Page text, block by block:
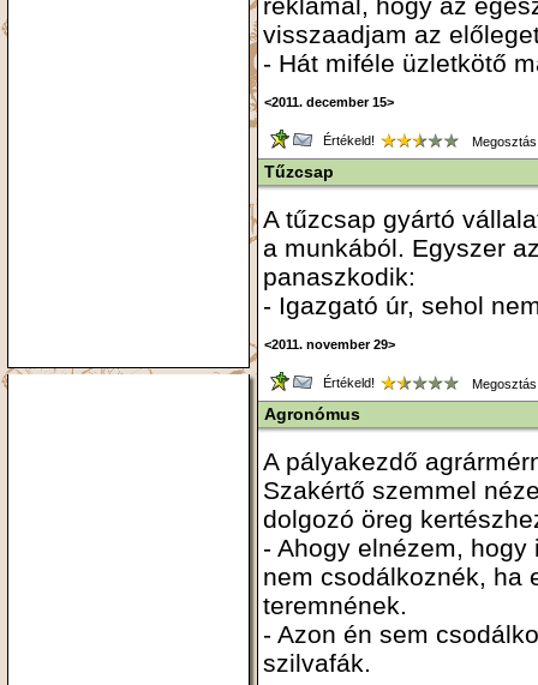
visszaadjam az
- Hát miféle üzletkötő
<2011. december 15>
Értékeld!
Tűzcsap
A tűzcsap gyártó
a munkából. Egyszer
panaszkodik:
- Igazgató úr, sehol
<2011. november 29>
Értékeld!
Agronómus
A pályakezdő
Szakértő szemmel
dolgozó öreg
- Ahogy elnézem,
nem csodálkoznék, ha
teremnének.
- Azon én sem
szilvafák.